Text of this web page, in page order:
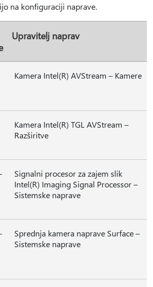
na konfiguraciji naprave.
Upravitelj naprav
Kamera Intel(R) AVStream – Kamere
Kamera Intel(R) TGL AVStream –
Razširitve
Signalni procesor za zajem slik
Intel(R) Imaging Signal Processor –
Sistemske naprave
Sprednja kamera naprave Surface –
Sistemske naprave